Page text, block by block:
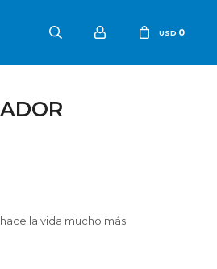
USD 0
la vida mucho más